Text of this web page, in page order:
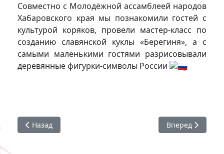
Совместно с Молодёжной ассамблеей народов
Хабаровского края мы познакомили гостей с
культурой коряков, провели мастер-класс по
созданию славянской куклы «Берегиня», а с
самыми маленькими гостями разрисовывали
деревянные фигурки-символы России
Предыдущий: #СтудАктив : лекция о донорстве крови и
Назад Следующий:
Вперед